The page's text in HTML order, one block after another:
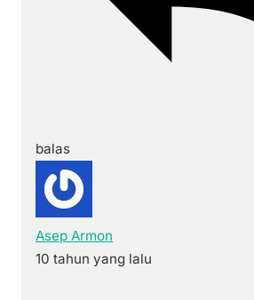
balas
Asep Armon
10 tahun yang lalu